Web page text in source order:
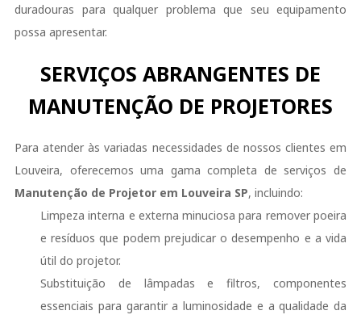
duradouras para qualquer problema que seu equipamento
possa apresentar.
SERVIÇOS ABRANGENTES DE
MANUTENÇÃO DE PROJETORES
Para atender às variadas necessidades de nossos clientes em
Louveira, oferecemos uma gama completa de serviços de
Manutenção de Projetor em Louveira SP, incluindo:
Limpeza interna e externa minuciosa para remover poeira
e resíduos que podem prejudicar o desempenho e a vida
útil do projetor.
Substituição de lâmpadas e filtros, componentes
essenciais para garantir a luminosidade e a qualidade da